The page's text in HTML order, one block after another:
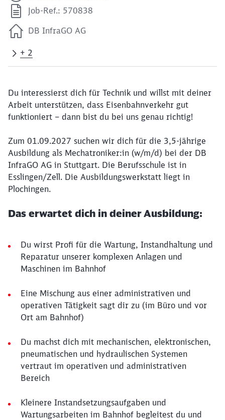
Job-Ref.: 570838
DB InfraGO AG
+ 2
Du interessierst dich für Technik und willst mit deiner
Arbeit unterstützen, dass Eisenbahnverkehr gut
funktioniert – dann bist du bei uns genau richtig!
Zum 01.09.2027 suchen wir dich für die 3,5-jährige
Ausbildung als Mechatroniker:in (w/m/d) bei der DB
InfraGO AG in Stuttgart. Die Berufsschule ist in
Esslingen/Zell. Die Ausbildungswerkstatt liegt in
Plochingen.
Das erwartet dich in deiner Ausbildung:
Du wirst Profi für die Wartung, Instandhaltung und
Reparatur unserer komplexen Anlagen und
Maschinen im Bahnhof
Eine Mischung aus einer administrativen und
operativen Tätigkeit sagt dir zu (im Büro und vor
Ort am Bahnhof)
Du machst dich mit mechanischen, elektronischen,
pneumatischen und hydraulischen Systemen
vertraut im operativen und administrativen
Bereich
Kleinere Instandsetzungsaufgaben und
Wartungsarbeiten im Bahnhof begleitest du und